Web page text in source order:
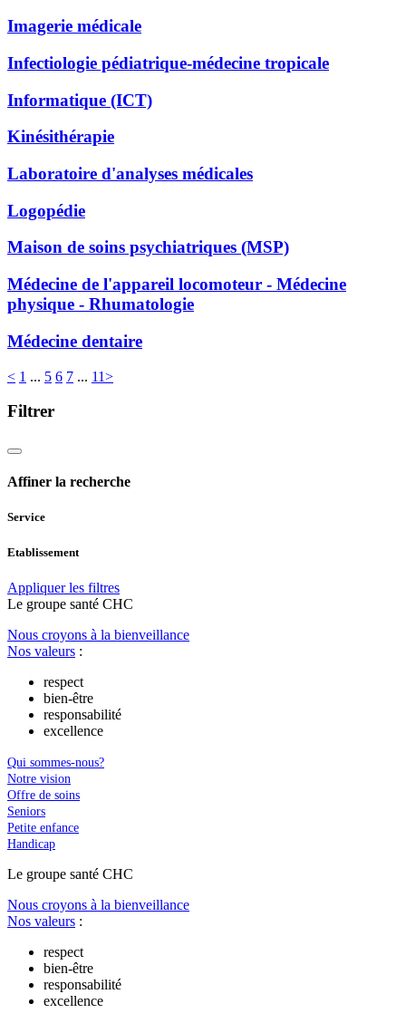
Imagerie médicale
Infectiologie pédiatrique-médecine tropicale
Informatique (ICT)
Kinésithérapie
Laboratoire d'analyses médicales
Logopédie
Maison de soins psychiatriques (MSP)
Médecine de l'appareil locomoteur - Médecine
physique - Rhumatologie
Médecine dentaire
< 1 ... 5 6 7 ... 11>
Filtrer
Affiner la recherche
Service
Etablissement
Appliquer les filtres
Le groupe santé CHC
Nous croyons à la bienveillance
Nos valeurs :
respect
bien-être
responsabilité
excellence
Qui sommes-nous?
Notre vision
Offre de soins
Seniors
Petite enfance
Handicap
Le groupe santé CHC
Nous croyons à la bienveillance
Nos valeurs :
respect
bien-être
responsabilité
excellence